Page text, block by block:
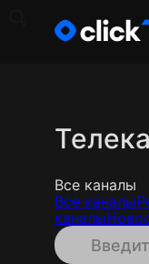
Все каналы
Все каналы
каналы